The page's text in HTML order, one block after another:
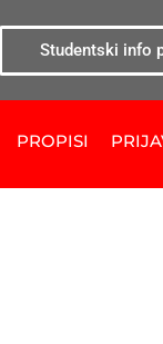
Studentski info
PROPISI